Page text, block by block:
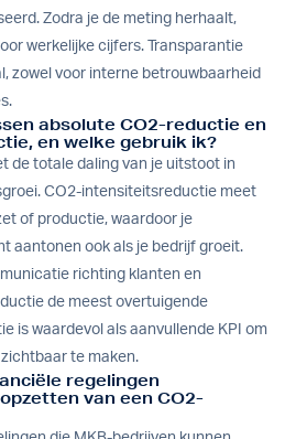
Zodra je de meting herhaalt,
werkelijke cijfers. Transparantie
zowel voor interne betrouwbaarheid
absolute CO2-reductie en
en welke gebruik ik?
de totale daling van je uitstoot in
CO2-intensiteitsreductie meet
of productie, waardoor je
aantonen ook als je bedrijf groeit.
richting klanten en
de meest overtuigende
is waardevol als aanvullende KPI om
te maken.
regelingen
van een CO2-